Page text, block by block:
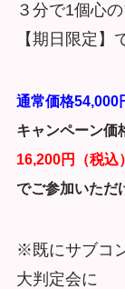
３分で1個心
【期日限定】
通常価格54,000
キャンペーン価
16,200円（税込）
でご参加いただ
※既にサブコ
大判定会に